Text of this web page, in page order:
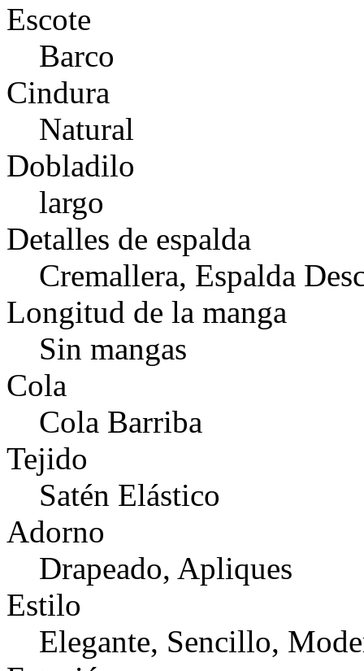
Escote
Barco
Cindura
Natural
Dobladilo
largo
Detalles de espalda
Cremallera, Espalda
Longitud de la manga
Sin mangas
Cola
Cola Barriba
Tejido
Satén Elástico
Adorno
Drapeado, Apliques
Estilo
Elegante, Sencillo,